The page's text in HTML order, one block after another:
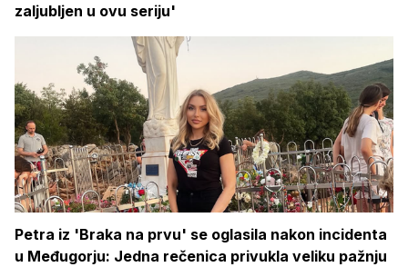
zaljubljen u ovu seriju'
Petra iz 'Braka na prvu' se oglasila nakon incidenta
u Međugorju: Jedna rečenica privukla veliku pažnju